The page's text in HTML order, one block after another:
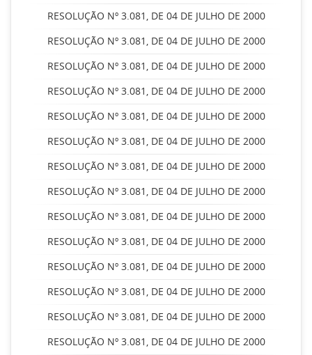
RESOLUÇÃO Nº 3.081, DE 04 DE JULHO DE 2000
RESOLUÇÃO Nº 3.081, DE 04 DE JULHO DE 2000
RESOLUÇÃO Nº 3.081, DE 04 DE JULHO DE 2000
RESOLUÇÃO Nº 3.081, DE 04 DE JULHO DE 2000
RESOLUÇÃO Nº 3.081, DE 04 DE JULHO DE 2000
RESOLUÇÃO Nº 3.081, DE 04 DE JULHO DE 2000
RESOLUÇÃO Nº 3.081, DE 04 DE JULHO DE 2000
RESOLUÇÃO Nº 3.081, DE 04 DE JULHO DE 2000
RESOLUÇÃO Nº 3.081, DE 04 DE JULHO DE 2000
RESOLUÇÃO Nº 3.081, DE 04 DE JULHO DE 2000
RESOLUÇÃO Nº 3.081, DE 04 DE JULHO DE 2000
RESOLUÇÃO Nº 3.081, DE 04 DE JULHO DE 2000
RESOLUÇÃO Nº 3.081, DE 04 DE JULHO DE 2000
RESOLUÇÃO Nº 3.081, DE 04 DE JULHO DE 2000